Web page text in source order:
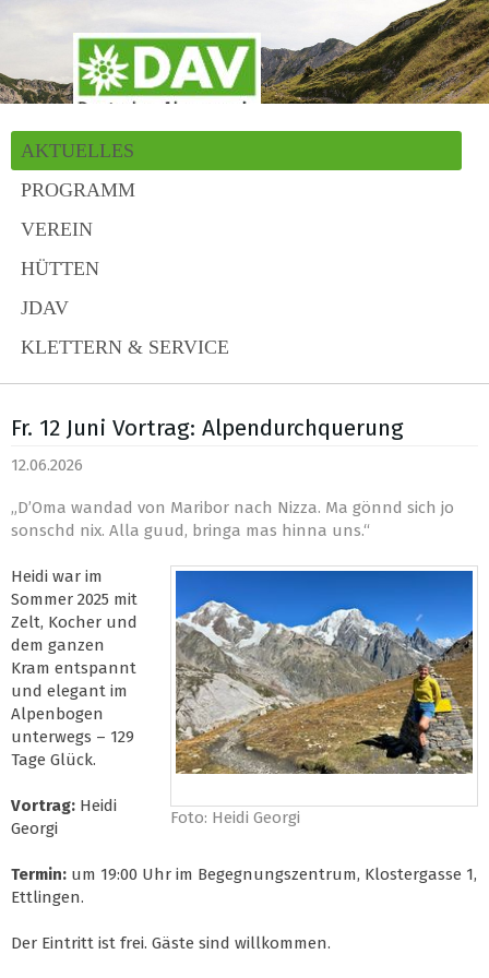
AKTUELLES
PROGRAMM
VEREIN
HÜTTEN
JDAV
KLETTERN & SERVICE
Fr. 12 Juni Vortrag: Alpendurchquerung
12.06.2026
„D’Oma wandad von Maribor nach Nizza. Ma gönnd sich jo
sonschd nix. Alla guud, bringa mas hinna uns.“
Foto: Heidi Georgi
Heidi war im
Sommer 2025 mit
Zelt, Kocher und
dem ganzen
Kram entspannt
und elegant im
Alpenbogen
unterwegs – 129
Tage Glück.
Vortrag: Heidi
Georgi
Termin: um 19:00 Uhr im Begegnungszentrum, Klostergasse 1,
Ettlingen.
Der Eintritt ist frei. Gäste sind willkommen.